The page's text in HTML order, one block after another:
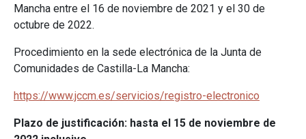
Mancha entre el 16 de noviembre de 2021 y el 30 de
octubre de 2022.
Procedimiento en la sede electrónica de la Junta de
Comunidades de Castilla-La Mancha:
https://www.jccm.es/servicios/registro-electronico
Plazo de justificación: hasta el 15 de noviembre de